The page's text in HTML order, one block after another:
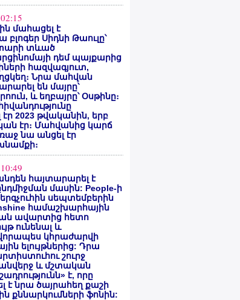
մահացել է
բլոգեր Սիդնի Թաուլը՝
տարի տևած
դեմ պայքարից
հազվագյուտ,
Նրա մահվան
են մայրը՝
և եղբայրը՝ Օսթինը։
2023 թվականին, երբ
էր։ Մահվանից կարճ
նա անցել էր
հայտարարել է
մասին: People-ի
երգչուհին սեպտեմբերին
համաշխարհային
ավարտից հետո
ունենալ և
կհրաժարվի
ելույթներից: Դրա
շուրջ
և մշտական
է, որը
է նրա ծայրահեղ քաշի
քննարկումների ֆոնին: